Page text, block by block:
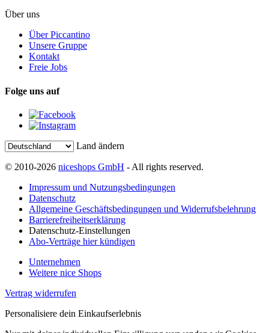
Über uns
Über Piccantino
Unsere Gruppe
Kontakt
Freie Jobs
Folge uns auf
Land ändern
© 2010-2026 niceshops GmbH - All rights reserved.
Impressum und Nutzungsbedingungen
Datenschutz
Allgemeine Geschäftsbedingungen und Widerrufsbelehrung
Barrierefreiheitserklärung
Datenschutz-Einstellungen
Abo-Verträge hier kündigen
Unternehmen
Weitere nice Shops
Vertrag widerrufen
Personalisiere dein Einkaufserlebnis